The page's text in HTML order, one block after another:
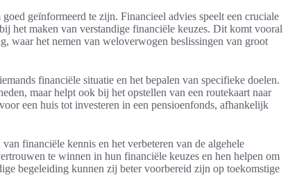
geïnformeerd te zijn. Financieel advies speelt een cruciale
het maken van verstandige financiële keuzes. Dit komt vooral
waar het nemen van weloverwogen beslissingen van groot
financiële situatie en het bepalen van specifieke doelen.
maar helpt ook bij het opstellen van een routekaart naar
een huis tot investeren in een pensioenfonds, afhankelijk
financiële kennis en het verbeteren van de algehele
te winnen in hun financiële keuzes en hen helpen om
begeleiding kunnen zij beter voorbereid zijn op toekomstige